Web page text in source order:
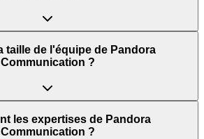
taille de l'équipe de Pandora
Communication ?
les expertises de Pandora
Communication ?